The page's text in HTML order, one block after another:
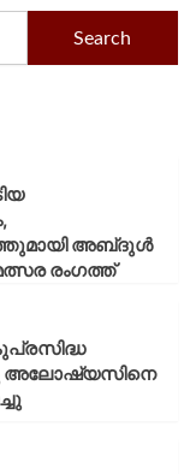
Search
അബ്‌ദുൾ
രംഗത്ത്
അലോഷ്യസിനെ